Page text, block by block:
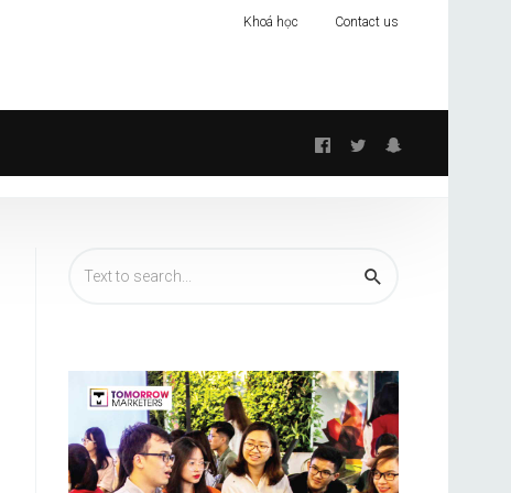
Khoá học Contact us
Follow